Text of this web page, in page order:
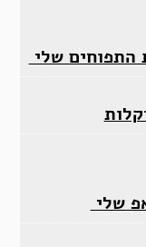
התפוחים שלי
שלי